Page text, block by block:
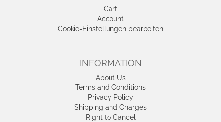
Cart
Account
Cookie-Einstellungen bearbeiten
INFORMATION
About Us
Terms and Conditions
Privacy Policy
Shipping and Charges
Right to Cancel